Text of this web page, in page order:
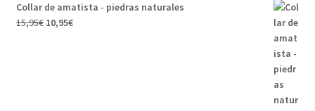
Collar de amatista - piedras naturales
15,95€ El
10,95€El